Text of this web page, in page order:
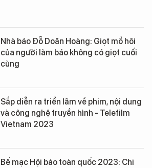
Nhà báo Đỗ Doãn Hoàng: Giọt mồ hôi
của người làm báo không có giọt cuối
cùng
Sắp diễn ra triển lãm về phim, nội dung
và công nghệ truyền hình - Telefilm
Vietnam 2023
Bế mạc Hội báo toàn quốc 2023: Chi